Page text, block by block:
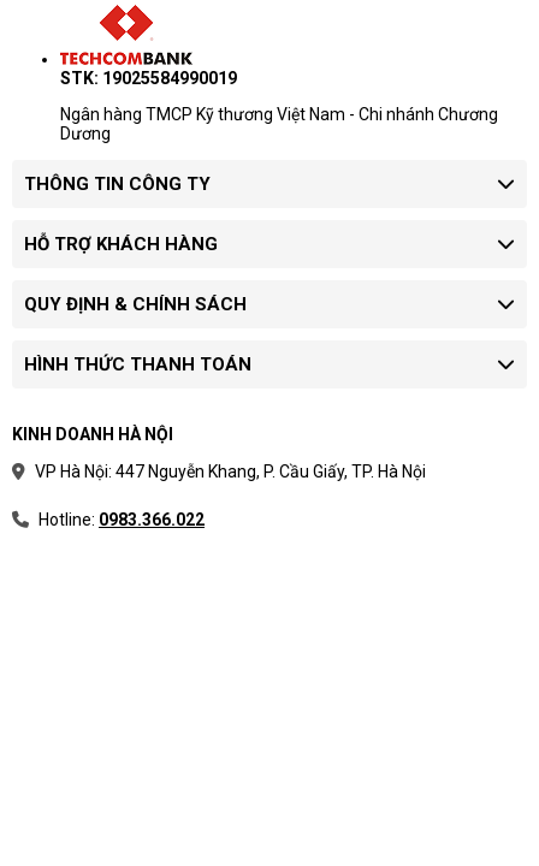
STK: 19025584990019
Ngân hàng TMCP Kỹ thương Việt Nam - Chi nhánh Chương
Dương
THÔNG TIN CÔNG TY
HỖ TRỢ KHÁCH HÀNG
QUY ĐỊNH & CHÍNH SÁCH
HÌNH THỨC THANH TOÁN
KINH DOANH HÀ NỘI
VP Hà Nội: 447 Nguyễn Khang, P. Cầu Giấy, TP. Hà Nội
Hotline: 0983.366.022